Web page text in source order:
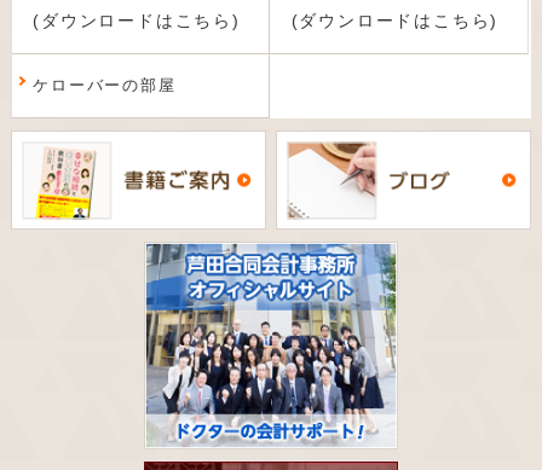
(ダウンロードはこちら) (ダウンロードはこちら)
ケローバーの部屋